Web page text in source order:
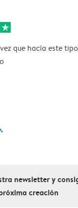
que hacía este
newsletter y
creación